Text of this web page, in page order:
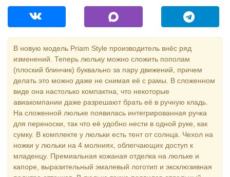
В новую модель Priam Style производитель внёс ряд
изменений. Теперь люльку можно сложить пополам
(плоский блинчик) буквально за пару движений, причем
делать это можно даже не снимая её с рамы. В сложенном
виде она настолько компактна, что некоторые
авиакомпании даже разрешают брать её в ручную кладь.
На сложенной люльке появилась интегрированная ручка
для переноски, так что её удобно нести в одной руке, как
сумку. В комплекте у люльки есть тент от солнца. Чехол на
ножки у люльки на 4 молниях, облегчающих доступ к
младенцу. Премиальная кожаная отделка на люльке и
капоре, выразительный эмалевый логотип и эксклюзивная